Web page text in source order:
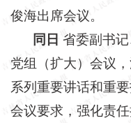
俊海出席会议。
同日 省委副书
党组（扩大）会议
系列重要讲话和重
会议要求，强化责